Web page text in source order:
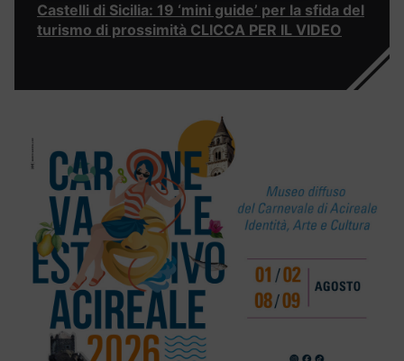
Castelli di Sicilia: 19 ‘mini guide’ per la sfida del
turismo di prossimità CLICCA PER IL VIDEO